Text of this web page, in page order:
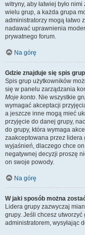
witryny, aby łatwiej było
wielu grup, a każda grupa
administratorzy mogą
nadawać uprawnienia
prywatnego forum.
Na górę
Gdzie znajduje się spis
Spis grup użytkowników
się w panelu zarządzania
Moje konto. Nie wszystkie
wymagać akceptacji
a jeszcze inne mogą mieć
przyjęcie do danej grupy,
do grupy, która wymaga
zaakceptowana przez lidera
wyjaśnień, dlaczego chce
negatywnej decyzji proszę
on swoje powody.
Na górę
W jaki sposób można
Lidera grupy zazwyczaj
grupy. Jeśli chcesz
administratorem, wysyłając